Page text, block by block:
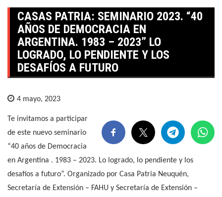
CASAS PATRIA: SEMINARIO 2023. “40
AÑOS DE DEMOCRACIA EN
ARGENTINA. 1983 – 2023” LO
LOGRADO, LO PENDIENTE Y LOS
DESAFÍOS A FUTURO
4 mayo, 2023
Te invitamos a participar
de este nuevo seminario
“40 años de Democracia
en Argentina . 1983 – 2023. Lo logrado, lo pendiente y los
desafíos a futuro”. Organizado por Casa Patria Neuquén,
Secretaría de Extensión – FAHU y Secretaría de Extensión –